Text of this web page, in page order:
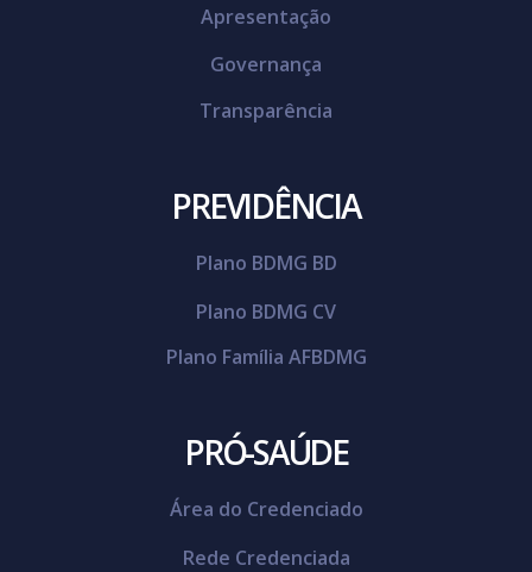
Apresentação
Governança
Transparência
PREVIDÊNCIA
Plano BDMG BD
Plano BDMG CV
Plano Família AFBDMG
PRÓ-SAÚDE
Área do Credenciado
Rede Credenciada